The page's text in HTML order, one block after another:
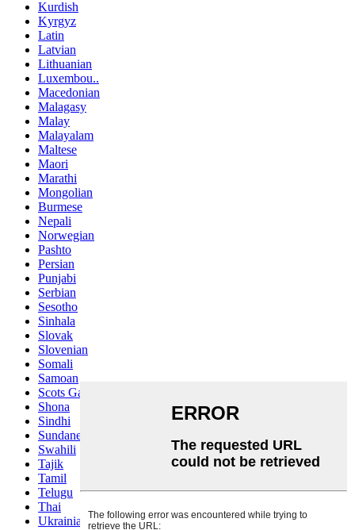
Kurdish
Kyrgyz
Latin
Latvian
Lithuanian
Luxembou..
Macedonian
Malagasy
Malay
Malayalam
Maltese
Maori
Marathi
Mongolian
Burmese
Nepali
Norwegian
Pashto
Persian
Punjabi
Serbian
Sesotho
Sinhala
Slovak
Slovenian
Somali
Samoan
Scots Gaelic
Shona
Sindhi
Sundanese
Swahili
Tajik
Tamil
Telugu
Thai
Ukrainian